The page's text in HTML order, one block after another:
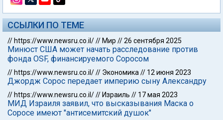
ССЫЛКИ ПО ТЕМЕ
// https://www.newsru.co.il/// Мир //26 сентября 2025
Минюст США может начать расследование против
фонда OSF, финансируемого Соросом
// https://www.newsru.co.il/// Экономика // 12 июня 2023
Джордж Сорос передает империю сыну Александру
// https://www.newsru.co.il/// Израиль // 17 мая 2023
МИД Израиля заявил, что высказывания Маска о
Соросе имеют "антисемитский душок"